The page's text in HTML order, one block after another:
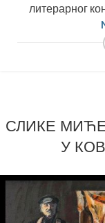
литерарног
СЛИКЕ
У